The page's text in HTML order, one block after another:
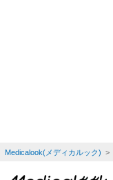
Medicalook(メディカルック) >